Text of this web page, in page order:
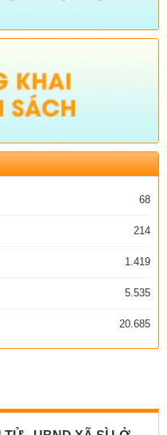
68
214
1.419
5.535
20.685